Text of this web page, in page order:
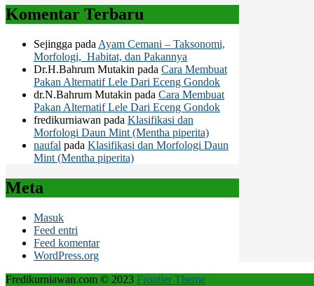
Komentar Terbaru
Sejingga pada Ayam Cemani – Taksonomi,
Morfologi, Habitat, dan Pakannya
Dr.H.Bahrum Mutakin pada Cara Membuat
Pakan Alternatif Lele Dari Eceng Gondok
dr.N.Bahrum Mutakin pada Cara Membuat
Pakan Alternatif Lele Dari Eceng Gondok
fredikurniawan pada Klasifikasi dan
Morfologi Daun Mint (Mentha piperita)
naufal pada Klasifikasi dan Morfologi Daun
Mint (Mentha piperita)
Meta
Masuk
Feed entri
Feed komentar
WordPress.org
Fredikurniawan.com © 2023 Frontier Theme